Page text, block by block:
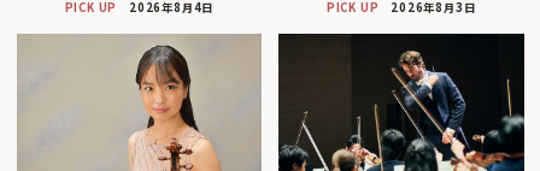
PICK UP 2026年8月4日 PICK UP 2026年8月3日